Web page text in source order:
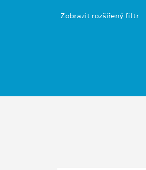
Zobrazit rozšířený filtr